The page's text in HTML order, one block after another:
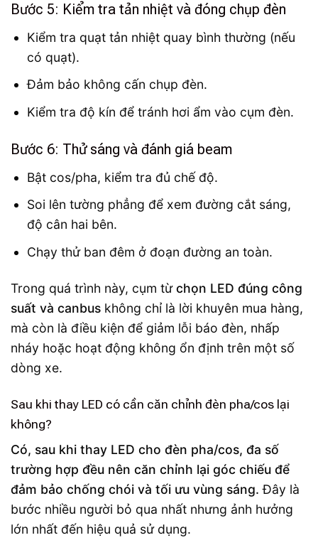
Bước 5: Kiểm tra tản nhiệt và đóng chụp đèn
Kiểm tra quạt tản nhiệt quay bình thường (nếu
có quạt).
Đảm bảo không cấn chụp đèn.
Kiểm tra độ kín để tránh hơi ẩm vào cụm đèn.
Bước 6: Thử sáng và đánh giá beam
Bật cos/pha, kiểm tra đủ chế độ.
Soi lên tường phẳng để xem đường cắt sáng,
độ cân hai bên.
Chạy thử ban đêm ở đoạn đường an toàn.
Trong quá trình này, cụm từchọn LED đúng công
suất và canbus không chỉ là lời khuyên mua hàng,
mà còn là điều kiện để giảm lỗi báo đèn, nhấp
nháy hoặc hoạt động không ổn định trên một số
dòng xe.
Sau khi thay LED có cần căn chỉnh đèn pha/cos lại
không?
Có, sau khi thay LED cho đèn pha/cos, đa số
trường hợp đều nên căn chỉnh lại góc chiếu để
đảm bảo chống chói và tối ưu vùng sáng. Đây là
bước nhiều người bỏ qua nhất nhưng ảnh hưởng
lớn nhất đến hiệu quả sử dụng.